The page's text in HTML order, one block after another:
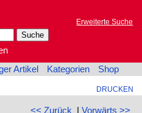
Erweiterte Suche
Artikel Kategorien Shop
DRUCKEN
<< Zurück | Vorwärts >>